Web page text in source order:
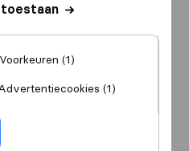
Voorkeuren (1)
(1)